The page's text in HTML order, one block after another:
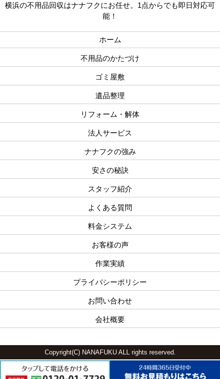
横浜の不用品回収はナナフクにお任せ。1点からでも即日対応可
能！
ホーム
不用品のかたづけ
ゴミ屋敷
遺品整理
リフォーム・解体
法人サービス
ナナフクの強み
安さの秘訣
スタッフ紹介
よくある質問
料金システム
お客様の声
作業実績
プライバシーポリシー
お問い合わせ
会社概要
Copyright(C) NANAFUKU ALL rights reserved.